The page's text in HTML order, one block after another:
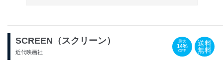
SCREEN（スクリーン）
近代映画社
最大
14%
OFF
送料
無料